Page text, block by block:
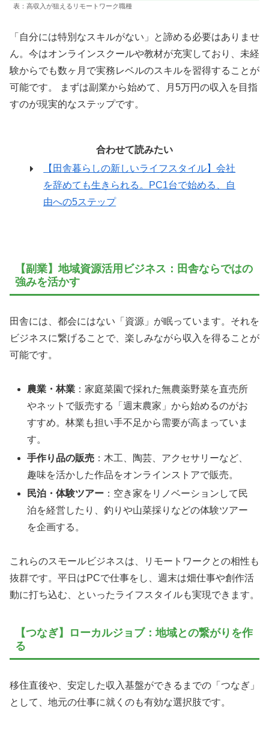
表：高収入が狙えるリモートワーク職種
「自分には特別なスキルがない」と諦める必要はありませ
ん。今はオンラインスクールや教材が充実しており、未経
験からでも数ヶ月で実務レベルのスキルを習得することが
可能です。 まずは副業から始めて、月5万円の収入を目指
すのが現実的なステップです。
合わせて読みたい
【田舎暮らしの新しいライフスタイル】会社
を辞めても生きられる。PC1台で始める、自
由への5ステップ
【副業】地域資源活用ビジネス：田舎ならではの
強みを活かす
田舎には、都会にはない「資源」が眠っています。それを
ビジネスに繋げることで、楽しみながら収入を得ることが
可能です。
農業・林業 ：家庭菜園で採れた無農薬野菜を直売所
やネットで販売する「週末農家」から始めるのがお
すすめ。林業も担い手不足から需要が高まっていま
す。
手作り品の販売 ：木工、陶芸、アクセサリーなど、
趣味を活かした作品をオンラインストアで販売。
民泊・体験ツアー ：空き家をリノベーションして民
泊を経営したり、釣りや山菜採りなどの体験ツアー
を企画する。
これらのスモールビジネスは、リモートワークとの相性も
抜群です。平日はPCで仕事をし、週末は畑仕事や創作活
動に打ち込む、といったライフスタイルも実現できます。
【つなぎ】ローカルジョブ：地域との繋がりを作
る
移住直後や、安定した収入基盤ができるまでの「つなぎ」
として、地元の仕事に就くのも有効な選択肢です。